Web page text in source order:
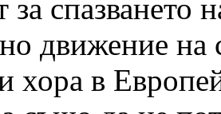
за спазването
движение на
хора в